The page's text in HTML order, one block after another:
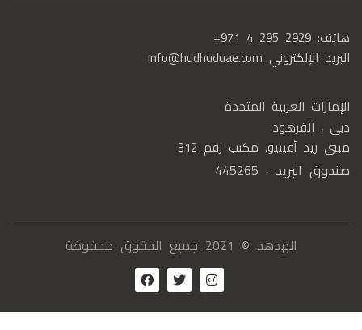
هاتف: +971 4 295 2929
البريد الإلكتروني info@hudhuduae.com
الإمارات العربية المتحدة
دبي ، القرهود
مبنى ريد أفينيو، مكتب رقم 312
صندوق البريد : 445265
الهدهد © 2021 جميع الحقوق محفوظة